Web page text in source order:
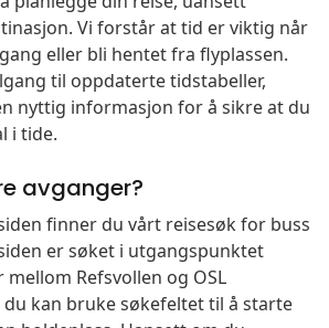
Vi forstår at tid er viktig når
eller bli hentet fra flyplassen.
til oppdaterte tidstabeller,
nyttig informasjon for å sikre at du
i tide.
avganger?
finner du vårt reisesøk for buss
er søket i utgangspunktet
Refsvollen og OSL
kan bruke søkefeltet til å starte